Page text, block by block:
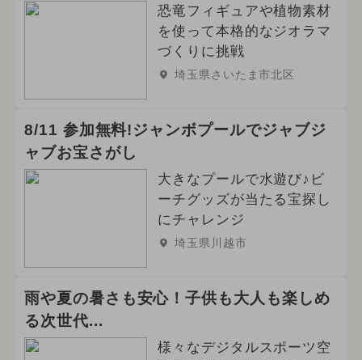
恐竜フィギュアや植物素材
を使って本格的なジオラマ
づくりに挑戦
埼玉県さいたま市北区
8/11 参加無料!ジャンボプールでジャブジ
ャブお宝さがし
大きなプールで水遊び♪ビ
ーチグッズが当たる宝探し
にチャレンジ
埼玉県川越市
雨や夏の暑さも安心！子供も大人も楽しめ
る次世代...
様々なデジタルスポーツ空